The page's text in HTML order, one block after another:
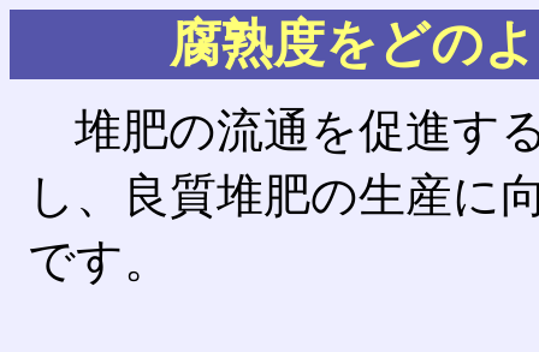
腐熟度をどの
堆肥の流通を促進す
し、良質堆肥の生産に
です。